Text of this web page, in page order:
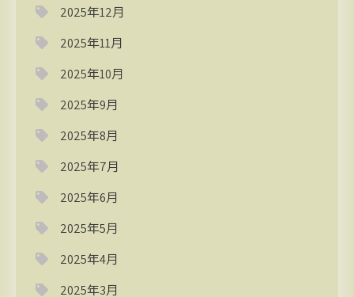
2025年12月
2025年11月
2025年10月
2025年9月
2025年8月
2025年7月
2025年6月
2025年5月
2025年4月
2025年3月